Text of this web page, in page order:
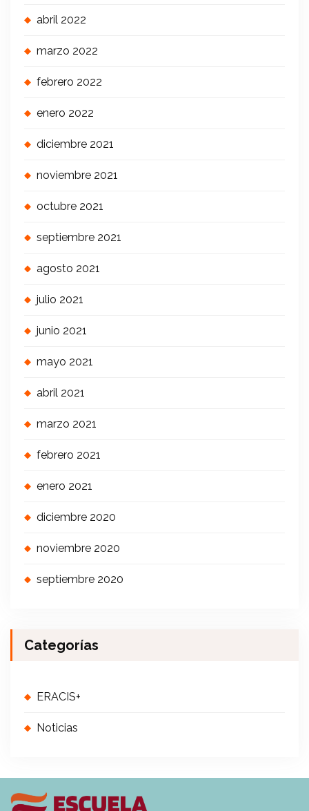
abril 2022
marzo 2022
febrero 2022
enero 2022
diciembre 2021
noviembre 2021
octubre 2021
septiembre 2021
agosto 2021
julio 2021
junio 2021
mayo 2021
abril 2021
marzo 2021
febrero 2021
enero 2021
diciembre 2020
noviembre 2020
septiembre 2020
Categorías
ERACIS+
Noticias